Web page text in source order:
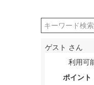
ゲスト さん
利用可
ポイント